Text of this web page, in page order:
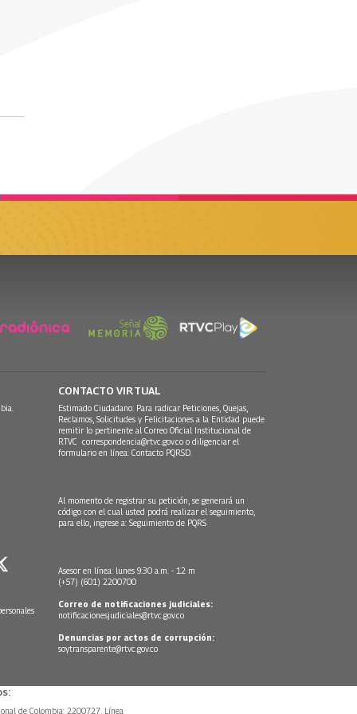
CONTACTO VIRTUAL
Estimado Ciudadano: Para radicar Peticiones, Quejas,
Reclamos, Solicitudes y Felicitaciones a la Entidad puede
remitir lo pertinente al Correo Oficial Institucional de
RTVC correspondencia@rtvc.gov.co o diligenciar el
formulario en línea: Contacto PQRSD.
Al momento de registrar su petición, se generará un
código con el cual usted podrá realizar el seguimiento,
para ello, ingrese a: Seguimiento de PQRS
Asesor en línea: lunes 9:30 a.m. - 12 m
(+57) (601) 2200700
Correo de notificaciones judiciales:
notificacionesjudiciales@rtvc.gov.co
Denuncias por actos de corrupción:
soytransparente@rtvc.gov.co
de Colombia: 2200727, Línea